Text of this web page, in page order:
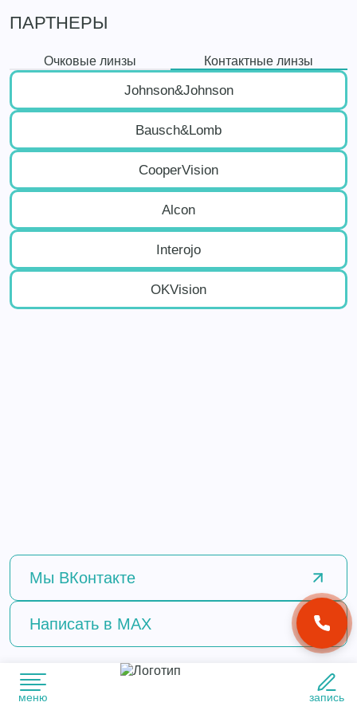
меню запись
ПАРТНЕРЫ
Очковые линзы Контактные линзы
Johnson&Johnson
Bausch&Lomb
CooperVision
Alcon
Interojo
OKVision
Мы ВКонтакте
Написать в MAX